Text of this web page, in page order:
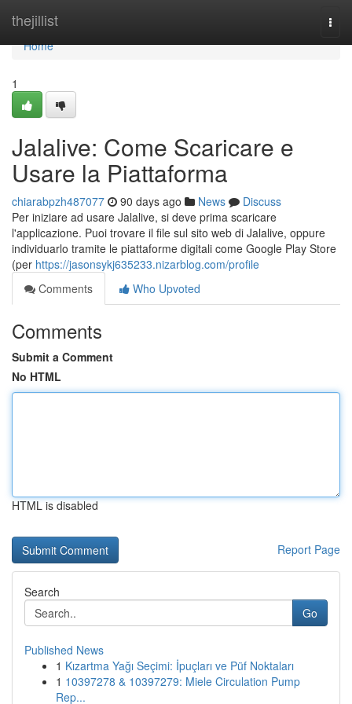
thejillist
Home
Home
1
Jalalive: Come Scaricare e
Usare la Piattaforma
chiarabpzh487077 90 days ago News
Discuss
Per iniziare ad usare Jalalive, si deve prima scaricare
l'applicazione. Puoi trovare il file sul sito web di Jalalive, oppure
individuarlo tramite le piattaforme digitali come Google Play Store
(per https://jasonsykj635233.nizarblog.com/profile
Comments
Who Upvoted
Comments
Submit a Comment
No HTML
HTML is disabled
Report Page
Search
Go
Published News
1 Kızartma Yağı Seçimi: İpuçları ve Püf Noktaları
1 10397278 & 10397279: Miele Circulation Pump
Rep...